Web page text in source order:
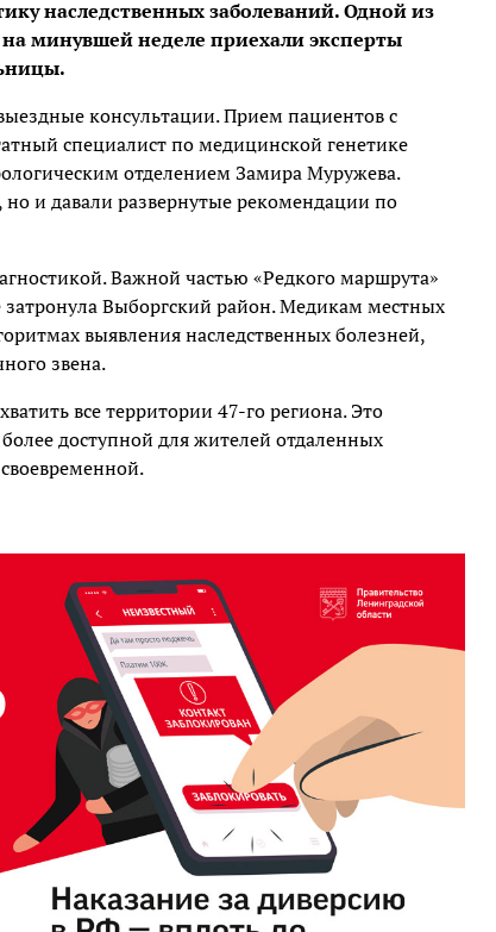
наследственных заболеваний. Одной из
минувшей неделе приехали эксперты
консультации. Прием пациентов с
специалист по медицинской генетике
отделением Замира Муружева.
и давали развернутые рекомендации по
Важной частью «Редкого маршрута»
затронула Выборгский район. Медикам местных
выявления наследственных болезней,
звена.
все территории 47-го региона. Это
доступной для жителей отдаленных